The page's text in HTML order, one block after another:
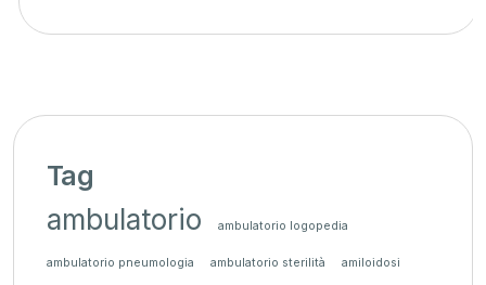
Tag
ambulatorio ambulatorio logopedia
ambulatorio pneumologia ambulatorio sterilità amiloidosi